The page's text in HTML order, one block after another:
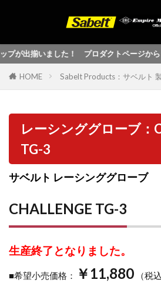
いました！ プロダクトページからご覧くだ
HOME Sabelt Products：サベルト
レーシンググローブ：
TG-3
サベルト レーシンググローブ
CHALLENGE TG-3
生産終了となりました。
■希望小売価格： ￥11,880
（税